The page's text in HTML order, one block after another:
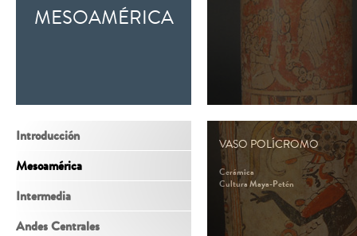
MESOAMÉRICA
Introducción
Mesoamérica
Intermedia
Andes Centrales
VASO POLÍCROMO
Cerámica
Cultura Maya-Petén